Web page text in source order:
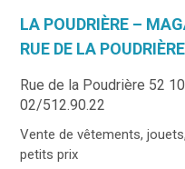
LA POUDRIÈRE –
RUE DE LA
Rue de la Poudrière 52
02/512.90.22
Vente de vêtements,
petits prix